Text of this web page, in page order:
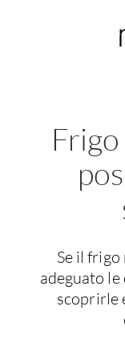
Cucine
Cucine
Cucine
Cucine
Attrezzature
Se il
adeguato
scoprirle